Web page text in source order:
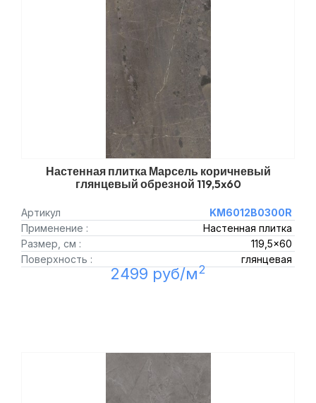
Настенная плитка Марсель коричневый
глянцевый обрезной 119,5x60
Артикул
KM6012B0300R
Применение :
Настенная плитка
Размер, см :
119,5x60
Поверхность :
глянцевая
2499 руб/м2